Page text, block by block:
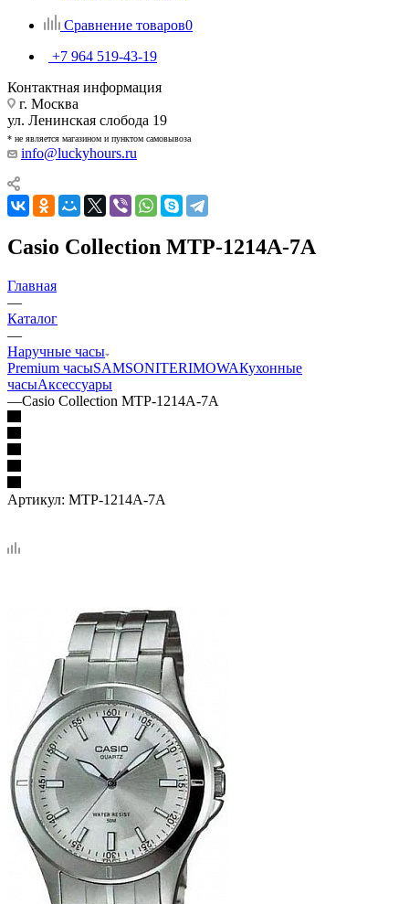
Сравнение товаров0
+7 964 519-43-19
Контактная информация
г. Москва
ул. Ленинская слобода 19
* не является магазином и пунктом самовывоза
info@luckyhours.ru
Casio Collection MTP-1214A-7A
Главная
—
Каталог
—
Наручные часы
Premium часыSAMSONITERIMOWAКухонные
часыАксессуары
—Casio Collection MTP-1214A-7A
Артикул: MTP-1214A-7A